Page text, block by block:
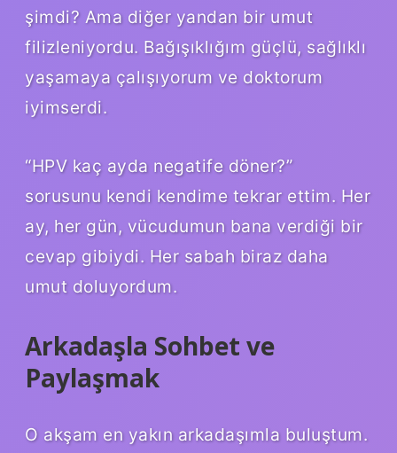
şimdi? Ama diğer yandan bir umut
filizleniyordu. Bağışıklığım güçlü, sağlıklı
yaşamaya çalışıyorum ve doktorum
iyimserdi.
“HPV kaç ayda negatife döner?”
sorusunu kendi kendime tekrar ettim. Her
ay, her gün, vücudumun bana verdiği bir
cevap gibiydi. Her sabah biraz daha
umut doluyordum.
Arkadaşla Sohbet ve
Paylaşmak
O akşam en yakın arkadaşımla buluştum.